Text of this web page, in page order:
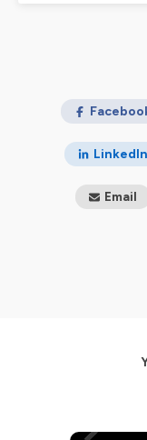
LinkedIn
Email